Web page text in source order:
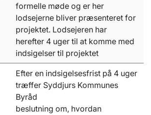
formelle møde og er her
lodsejerne bliver præsenteret for
projektet. Lodsejeren har
herefter 4 uger til at komme med
indsigelser til projektet
Efter en indsigelsesfrist på 4 uger
træffer Syddjurs Kommunes
Byråd
beslutning om, hvordan